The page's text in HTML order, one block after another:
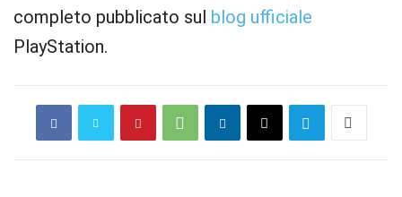
completo pubblicato sul blog ufficiale
PlayStation.